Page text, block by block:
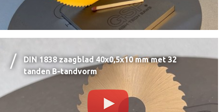
DIN 1838 zaagblad 40x0,5x10 mm met 32
tanden B-tandvorm